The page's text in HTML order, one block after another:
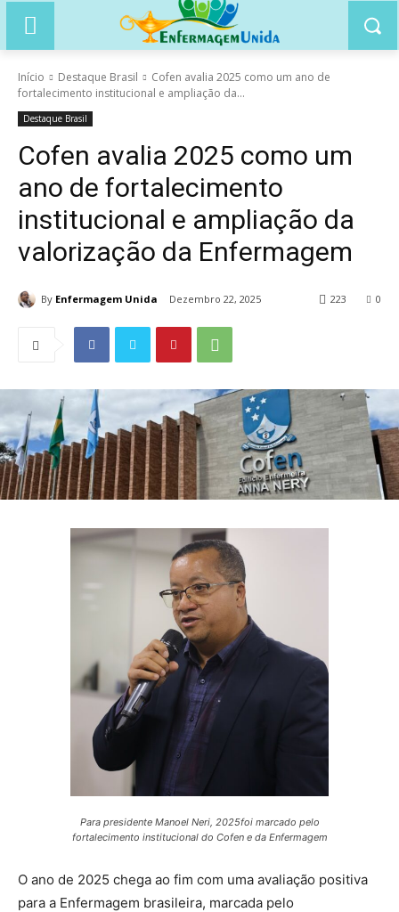
Início Destaque Brasil
Cofen avalia 2025 como um ano de
fortalecimento institucional e ampliação da...
Destaque Brasil
Cofen avalia 2025 como um
ano de fortalecimento
institucional e ampliação da
valorização da Enfermagem
By Enfermagem Unida Dezembro 22, 2025 0
223
Para presidente Manoel Neri, 2025foi marcado pelo
fortalecimento institucional do Cofen e da Enfermagem
O ano de 2025 chega ao fim com uma avaliação positiva
para a Enfermagem brasileira, marcada pelo